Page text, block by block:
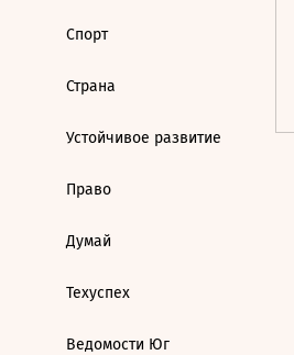
Спорт
Страна
Устойчивое развитие
Право
Думай
Техуспех
Ведомости Юг